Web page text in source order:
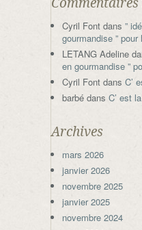
Cyril Font dans ”
gourmandise ”
LETANG Adeline
en gourmandise ”
Cyril Font dans C’
barbé dans C’ est
Archives
mars 2026
janvier 2026
novembre 2025
janvier 2025
novembre 2024